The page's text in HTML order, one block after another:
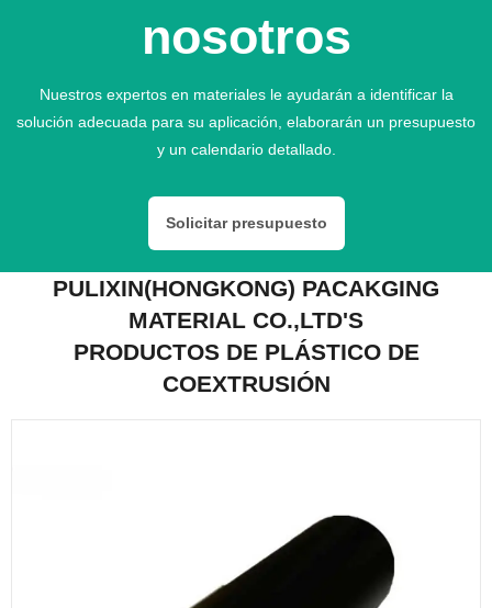
nosotros
Nuestros expertos en materiales le ayudarán a identificar la
solución adecuada para su aplicación, elaborarán un presupuesto
y un calendario detallado.
Solicitar presupuesto
PULIXIN(HONGKONG) PACAKGING
MATERIAL CO.,LTD'S
PRODUCTOS DE PLÁSTICO DE
COEXTRUSIÓN